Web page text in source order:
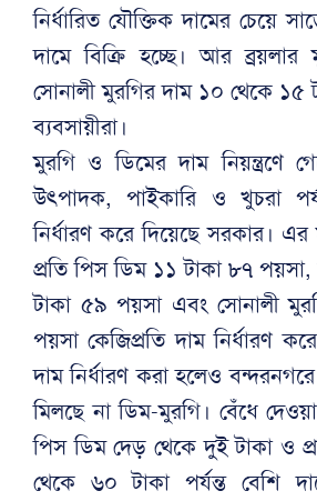
নির্ধারিত যৌক্তিক দামের চেয়ে
দামে বিক্রি হচ্ছে। আর
সোনালী মুরগির দাম ১০ থেকে ১৫
ব্যবসায়ীরা।
মুরগি ও ডিমের দাম নিয়ন্ত্রণে
উৎপাদক, পাইকারি ও খুচরা
নির্ধারণ করে দিয়েছে সরকার। এর
প্রতি পিস ডিম ১১ টাকা ৮৭ পয়সা,
টাকা ৫৯ পয়সা এবং সোনালী
পয়সা কেজিপ্রতি দাম নির্ধারণ
দাম নির্ধারণ করা হলেও
মিলছে না ডিম-মুরগি। বেঁধে
পিস ডিম দেড় থেকে দুই টাকা ও
থেকে ৬০ টাকা পর্যন্ত বেশি